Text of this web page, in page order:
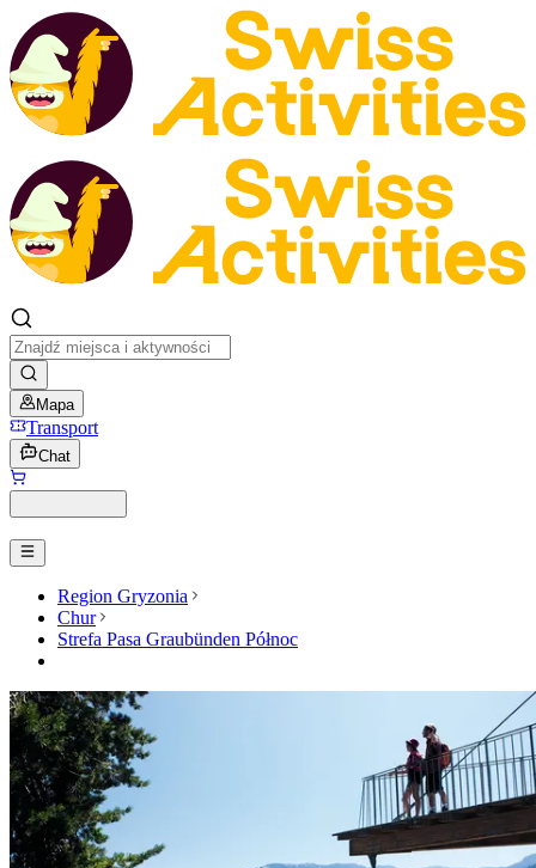
Mapa
Transport
Chat
Region Gryzonia
Chur
Strefa Pasa Graubünden Północ